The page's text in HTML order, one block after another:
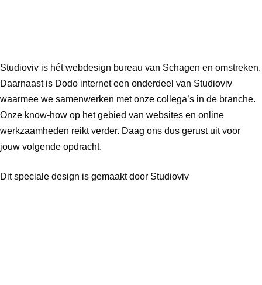
Studioviv is hét webdesign bureau van Schagen en omstreken.
Daarnaast is Dodo internet een onderdeel van Studioviv
waarmee we samenwerken met onze collega’s in de branche.
Onze know-how op het gebied van websites en online
werkzaamheden reikt verder. Daag ons dus gerust uit voor
jouw volgende opdracht.
Dit speciale design is gemaakt door Studioviv